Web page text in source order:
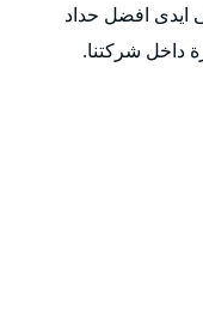
ايدى افضل حداد
داخل شركتنا.